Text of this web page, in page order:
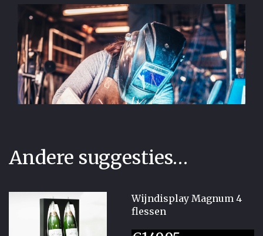
Andere suggesties…
Wijndisplay Magnum 4
flessen